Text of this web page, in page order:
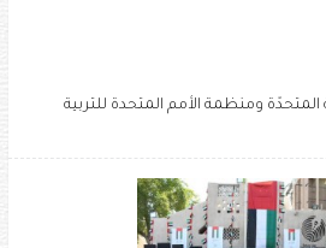
المتحدّة ومنظمة الأمم المتحدة للتربية